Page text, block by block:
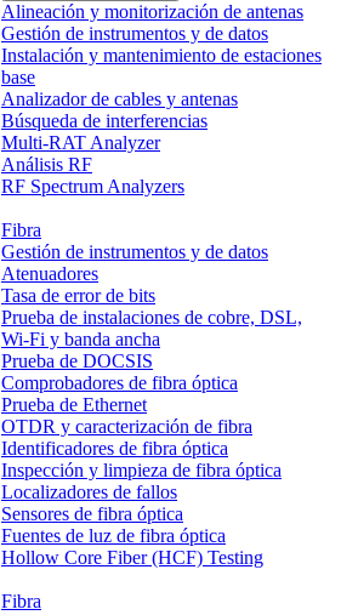
Alineación y monitorización de antenas
Gestión de instrumentos y de datos
Instalación y mantenimiento de estaciones
base
Analizador de cables y antenas
Búsqueda de interferencias
Multi-RAT Analyzer
Análisis RF
RF Spectrum Analyzers
Fibra
Gestión de instrumentos y de datos
Atenuadores
Tasa de error de bits
Prueba de instalaciones de cobre, DSL,
Wi-Fi y banda ancha
Prueba de DOCSIS
Comprobadores de fibra óptica
Prueba de Ethernet
OTDR y caracterización de fibra
Identificadores de fibra óptica
Inspección y limpieza de fibra óptica
Localizadores de fallos
Sensores de fibra óptica
Fuentes de luz de fibra óptica
Hollow Core Fiber (HCF) Testing
Fibra